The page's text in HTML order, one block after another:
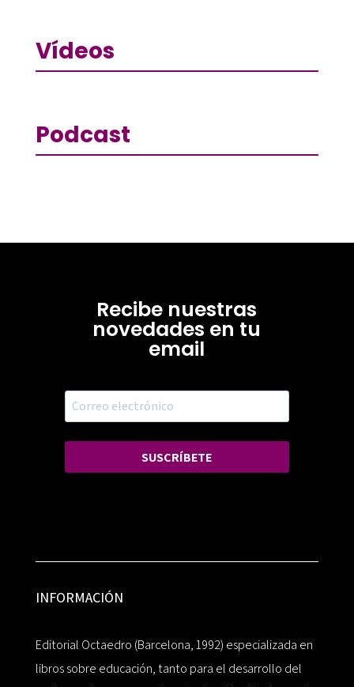
Vídeos
Podcast
Recibe nuestras
novedades en tu
email
SUSCRÍBETE
INFORMACIÓN
Editorial Octaedro (Barcelona, 1992) especializada en
libros sobre educación, tanto para el desarrollo del